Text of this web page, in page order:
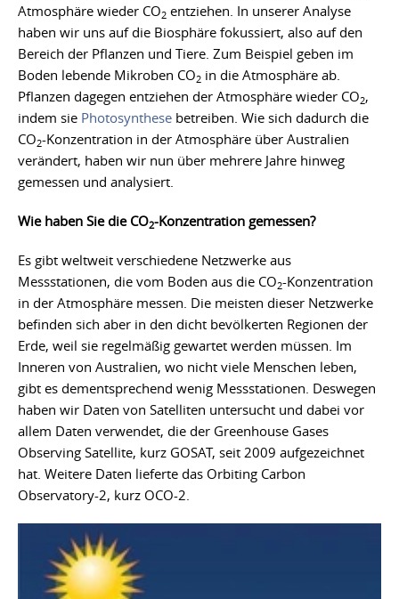
Atmosphäre wieder CO2 entziehen. In unserer Analyse
haben wir uns auf die Biosphäre fokussiert, also auf den
Bereich der Pflanzen und Tiere. Zum Beispiel geben im
Boden lebende Mikroben CO2 in die Atmosphäre ab.
Pflanzen dagegen entziehen der Atmosphäre wieder CO2,
indem sie Photosynthese betreiben. Wie sich dadurch die
CO2-Konzentration in der Atmosphäre über Australien
verändert, haben wir nun über mehrere Jahre hinweg
gemessen und analysiert.
Wie haben Sie die CO2-Konzentration gemessen?
Es gibt weltweit verschiedene Netzwerke aus
Messstationen, die vom Boden aus die CO2-Konzentration
in der Atmosphäre messen. Die meisten dieser Netzwerke
befinden sich aber in den dicht bevölkerten Regionen der
Erde, weil sie regelmäßig gewartet werden müssen. Im
Inneren von Australien, wo nicht viele Menschen leben,
gibt es dementsprechend wenig Messstationen. Deswegen
haben wir Daten von Satelliten untersucht und dabei vor
allem Daten verwendet, die der Greenhouse Gases
Observing Satellite, kurz GOSAT, seit 2009 aufgezeichnet
hat. Weitere Daten lieferte das Orbiting Carbon
Observatory-2, kurz OCO-2.